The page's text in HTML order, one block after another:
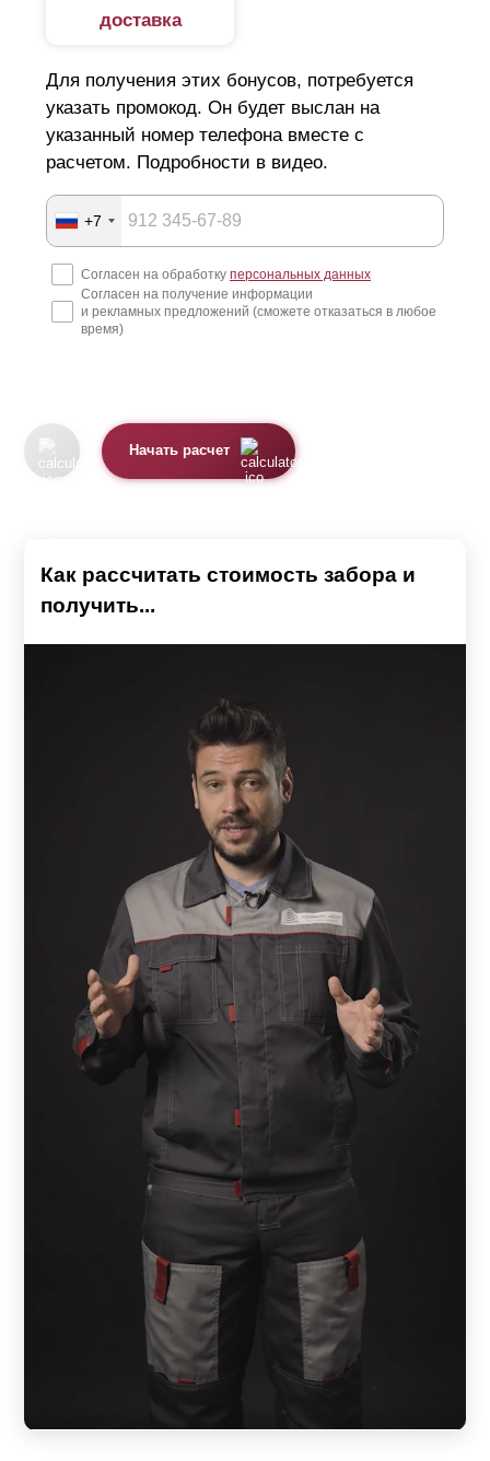
доставка
Для получения этих бонусов, потребуется
указать промокод. Он будет выслан на
указанный номер телефона вместе с
расчетом. Подробности в видео.
+7
Согласен на обработку персональных данных
Согласен на получение информации
и рекламных предложений (сможете отказаться в любое
время)
Начать расчет
Как рассчитать стоимость забора и
получить...